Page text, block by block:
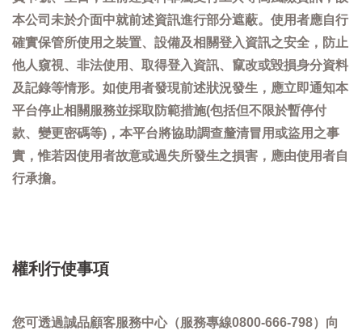
本公司未於介面中就前述資訊進行部分遮蔽。使用者應自行
確實保管所使用之裝置、設備及相關登入資訊之安全，防止
他人窺視、非法使用、取得登入資訊、竄改或毀損身分資料
及記錄等情形。如使用者發現前述狀況發生，應立即通知本
平台停止相關服務並採取防範措施(包括但不限於暫停付
款、變更密碼等)，本平台將協助調查釐清冒用或盜用之事
實，惟若因使用者故意或過失所發生之損害，應由使用者自
行承擔。
權利行使事項
您可透過誠品顧客服務中心（服務專線0800-666-798）向